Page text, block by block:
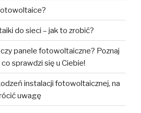
do sieci – jak to zrobić?
panele fotowoltaiczne? Poznaj
sprawdzi się u Ciebie!
instalacji fotowoltaicznej, na
uwagę